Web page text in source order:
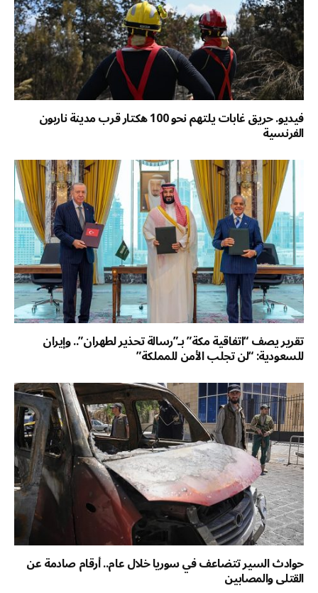
فيديو. حريق غابات يلتهم نحو 100 هكتار قرب مدينة ناربون
الفرنسية
تقرير يصف “اتفاقية مكة” بـ”رسالة تحذير لطهران”.. وإيران
للسعودية: “لن تجلب الأمن للمملكة”
حوادث السير تتضاعف في سوريا خلال عام.. أرقام صادمة عن
القتلى والمصابين